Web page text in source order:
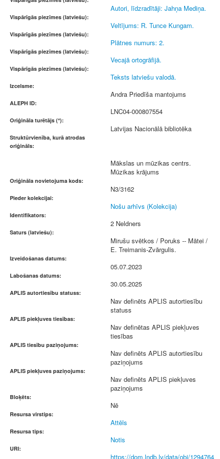
Autori, līdzradītāji: Jahņa Mediņa.
Vispārīgās piezīmes (latviešu):
Veltījums: R. Tunce Kungam.
Vispārīgās piezīmes (latviešu):
Plātnes numurs: 2.
Vispārīgās piezīmes (latviešu):
Vecajā ortogrāfijā.
Vispārīgās piezīmes (latviešu):
Teksts latviešu valodā.
Izcelsme:
Andra Priedīša mantojums
ALEPH ID:
LNC04-000807554
Oriģināla turētājs (*):
Latvijas Nacionālā bibliotēka
Struktūrvienība, kurā atrodas
oriģināls:
Mākslas un mūzikas centrs.
Mūzikas krājums
Oriģināla novietojuma kods:
N3/3162
Pieder kolekcijai:
Nošu arhīvs (Kolekcija)
Identifikators:
2 Neldners
Saturs (latviešu):
Mirušu svētkos / Poruks -- Mātei /
E. Treimanis-Zvārgulis.
Izveidošanas datums:
05.07.2023
Labošanas datums:
30.05.2025
APLIS autortiesību statuss:
Nav definēts APLIS autortiesību
statuss
APLIS piekļuves tiesības:
Nav definētas APLIS piekļuves
tiesības
APLIS tiesību paziņojums:
Nav definēts APLIS autortiesību
paziņojums
APLIS piekļuves paziņojums:
Nav definēts APLIS piekļuves
paziņojums
Bloķēts:
Nē
Resursa virstips:
Attēls
Resursa tips:
Notis
URI:
https://dom.lndb.lv/data/obj/1294764